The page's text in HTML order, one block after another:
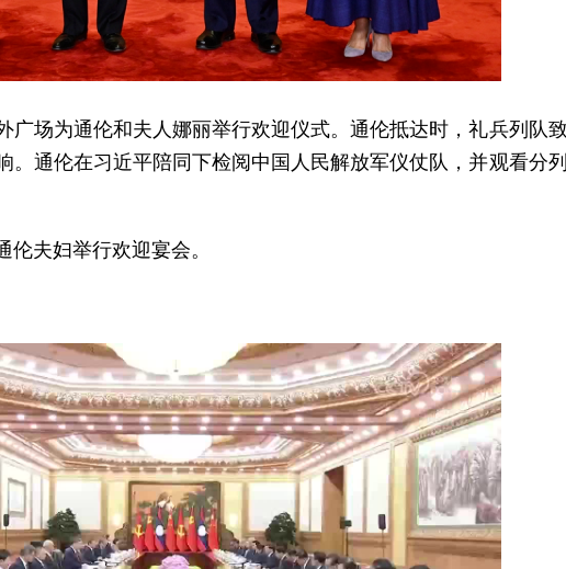
场为通伦和夫人娜丽举行欢迎仪式。通伦抵达时，礼兵列队
。通伦在习近平陪同下检阅中国人民解放军仪仗队，并观看分
夫妇举行欢迎宴会。